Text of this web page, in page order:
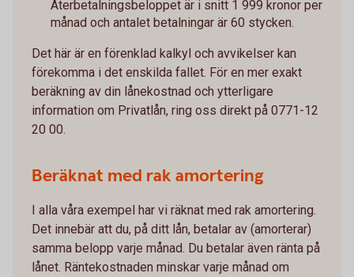
Återbetalningsbeloppet är i snitt 1 999 kronor per
månad och antalet betalningar är 60 stycken.
Det här är en förenklad kalkyl och avvikelser kan
förekomma i det enskilda fallet. För en mer exakt
beräkning av din lånekostnad och ytterligare
information om Privatlån, ring oss direkt på 0771-12
20 00.
Beräknat med rak amortering
I alla våra exempel har vi räknat med rak amortering.
Det innebär att du, på ditt lån, betalar av (amorterar)
samma belopp varje månad. Du betalar även ränta på
lånet. Räntekostnaden minskar varje månad om